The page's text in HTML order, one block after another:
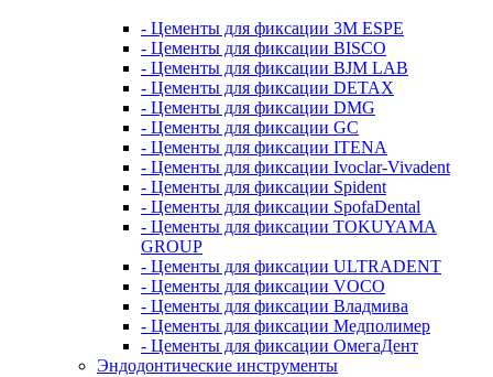
- Цементы для фиксации 3M ESPE
- Цементы для фиксации BISCO
- Цементы для фиксации BJM LAB
- Цементы для фиксации DETAX
- Цементы для фиксации DMG
- Цементы для фиксации GC
- Цементы для фиксации ITENA
- Цементы для фиксации Ivoclar-Vivadent
- Цементы для фиксации Spident
- Цементы для фиксации SpofaDental
- Цементы для фиксации TOKUYAMA
GROUP
- Цементы для фиксации ULTRADENT
- Цементы для фиксации VOCO
- Цементы для фиксации Владмива
- Цементы для фиксации Медполимер
- Цементы для фиксации ОмегаДент
Эндодонтические инструменты